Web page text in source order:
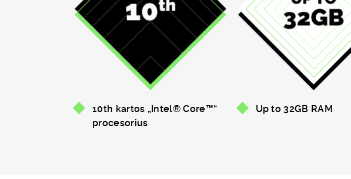
10th kartos „Intel® Core™“
procesorius
Up to 32GB RAM